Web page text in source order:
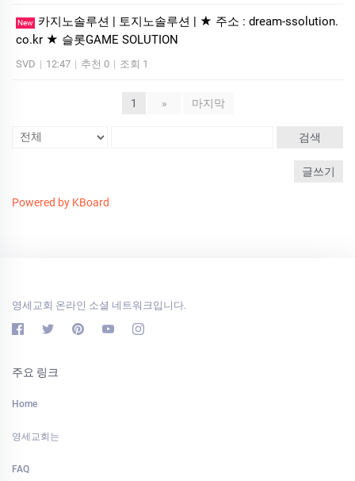
New
카지노솔루션 | 토지노솔루션 | ★ 주소 : dream-ssolution.
co.kr ★ 슬롯GAME SOLUTION
SVD | 12:47 | 추천 0 | 조회 1
1 » 마지막
검색
글쓰기
Powered by KBoard
영세교회 온라인 소셜 네트워크입니다.
주요 링크
Home
영세교회는
FAQ